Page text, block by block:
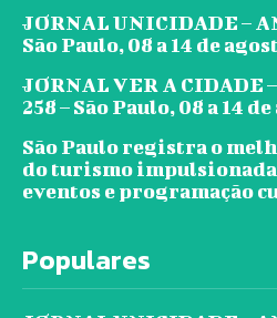
JORNAL UNICIDADE –
São Paulo, 08 a 14 de
JORNAL VER A CIDADE
258 – São Paulo, 08 a 14
São Paulo registra o
do turismo
eventos e programação
Populares